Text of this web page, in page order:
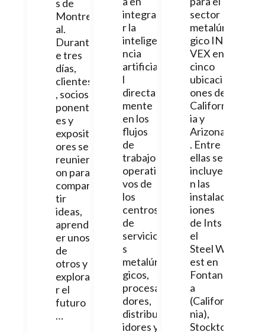
s de
Montre
al.
Durant
e tres
días,
clientes
, socios,
ponent
es y
exposit
ores se
reunier
on para
compar
tir
ideas,
aprend
er unos
de
otros y
explora
r el
futuro
…
integra
r la
intelige
ncia
artificia
l
directa
mente
en los
flujos
de
trabajo
operati
vos de
los
centros
de
servicio
s
metalúr
gicos,
procesa
dores,
distribu
idores y
sector
metalúr
gico IN
VEX en
cinco
ubicaci
ones de
Californ
ia y
Arizona
. Entre
ellas se
incluye
n las
instalac
iones
de Ints
el
Steel W
est en
Fontan
a
(Califor
nia),
Stockto